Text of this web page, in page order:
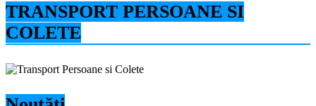
TRANSPORT PERSOANE SI
COLETE